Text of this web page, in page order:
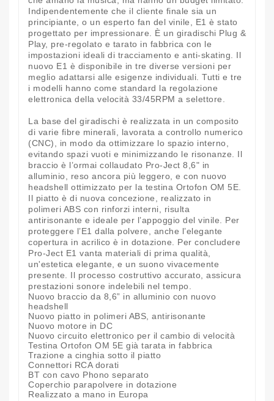
Indipendentemente che il cliente finale sia un
principiante, o un esperto fan del vinile, E1 è stato
progettato per impressionare. È un giradischi Plug &
Play, pre-regolato e tarato in fabbrica con le
impostazioni ideali di tracciamento e anti-skating. Il
nuovo E1 è disponibile in tre diverse versioni per
meglio adattarsi alle esigenze individuali. Tutti e tre
i modelli hanno come standard la regolazione
elettronica della velocità 33/45RPM a selettore.
La base del giradischi è realizzata in un composito
di varie fibre minerali, lavorata a controllo numerico
(CNC), in modo da ottimizzare lo spazio interno,
evitando spazi vuoti e minimizzando le risonanze. Il
braccio è l’ormai collaudato Pro-Ject 8,6" in
alluminio, reso ancora più leggero, e con nuovo
headshell ottimizzato per la testina Ortofon OM 5E.
Il piatto è di nuova concezione, realizzato in
polimeri ABS con rinforzi interni, risulta
antirisonante e ideale per l’appoggio del vinile. Per
proteggere l’E1 dalla polvere, anche l’elegante
copertura in acrilico è in dotazione. Per concludere
Pro-Ject E1 vanta materiali di prima qualità,
un'estetica elegante, e un suono vivacemente
presente. Il processo costruttivo accurato, assicura
prestazioni sonore indelebili nel tempo.
Nuovo braccio da 8,6” in alluminio con nuovo
headshell
Nuovo piatto in polimeri ABS, antirisonante
Nuovo motore in DC
Nuovo circuito elettronico per il cambio di velocità
Testina Ortofon OM 5E già tarata in fabbrica
Trazione a cinghia sotto il piatto
Connettori RCA dorati
BT con cavo Phono separato
Coperchio parapolvere in dotazione
Realizzato a mano in Europa